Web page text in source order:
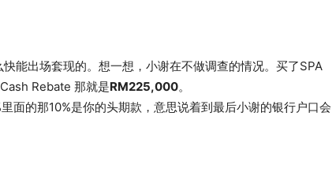
能出场套现的。想一想，小谢在不做调查的情况。买了SPA
Rebate 那就是RM225,000。
面的那10%是你的头期款，意思说着到最后小谢的银行户口会